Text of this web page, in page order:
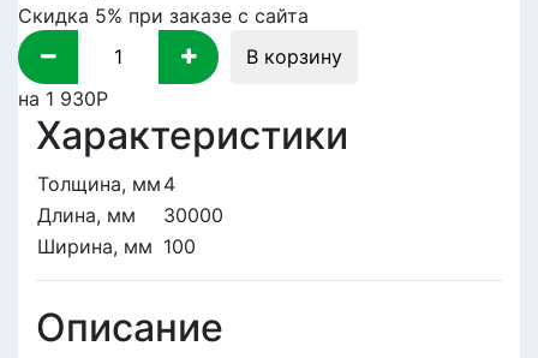
Скидка 5% при заказе с сайта
на 1 930Р
В корзину
Характеристики
Толщина, мм 4
Длина, мм
30000
Ширина, мм 100
Описание